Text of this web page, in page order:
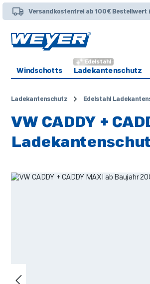
Hauptinhalt springen
Zur Suche springen
Zur Hauptnavigation springen
Versandkostenfrei ab 100€ Bestellwert
Windschotts Ladekantenschutz
Edelstahl
Ladekantenschutz Edelstahl
VW CADDY +
Bildergalerie überspringen